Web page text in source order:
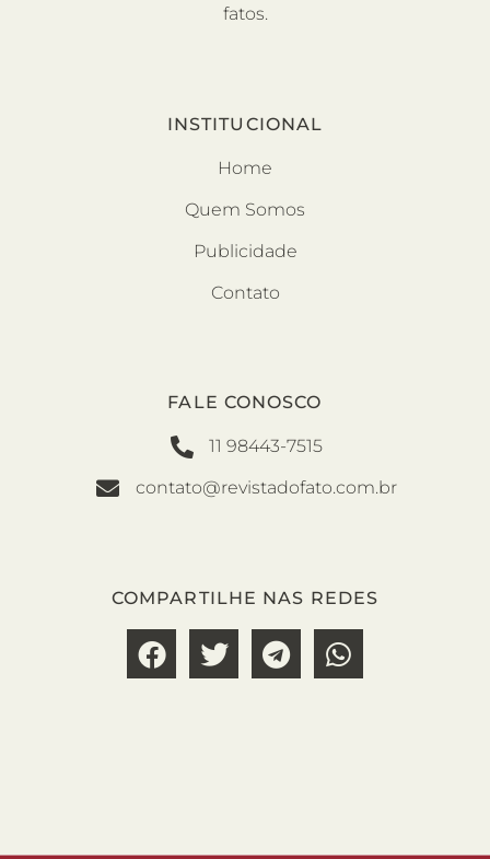
fatos.
INSTITUCIONAL
Home
Quem Somos
Publicidade
Contato
FALE CONOSCO
11 98443-7515
contato@revistadofato.com.br
COMPARTILHE NAS REDES